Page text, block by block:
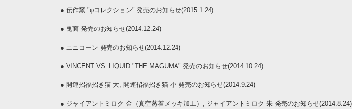
● 伝作窯 "φコレクション" 発売のお知らせ(2015.1.24)
● 鬼面 発売のお知らせ(2014.12.24)
● ユニコーン 発売のお知らせ(2014.12.24)
● VINCENT VS. LIQUID "THE MAGUMA" 発売のお知らせ(2014.10.24)
● 開運招福招き猫 大, 開運招福招き猫 小 発売のお知らせ(2014.9.24)
● ジャイアントミロク 金（真空蒸着メッキ加工）, ジャイアントミロク 朱 発売のお知らせ(2014.8.24)